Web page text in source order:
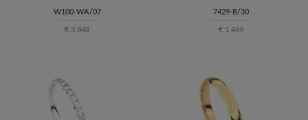
W100-WA/07
€ 3.848
7429-B/30
€ 1.469